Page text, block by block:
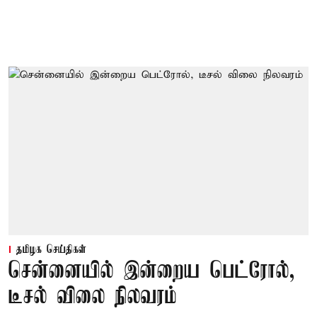
தமிழக செய்திகள்
சென்னையில் இன்றைய பெட்ரோல்,
டீசல் விலை நிலவரம்